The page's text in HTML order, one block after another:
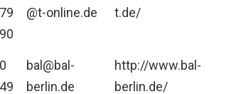
@t-online.de
t.de/
bal@bal-
berlin.de
http://www.bal-
berlin.de/